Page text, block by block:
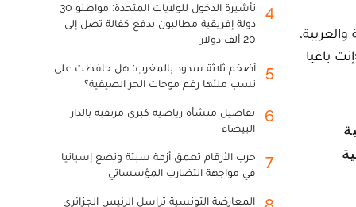
باغيا
4
تأشيرة الدخول للولايات المتحدة: مواطنو 30
دولة إفريقية مطالبون بدفع كفالة تصل إلى
20 ألف دولار
5
أضخم ثلاثة سدود بالمغرب: هل حافظت على
نسب ملئها رغم موجات الحر الصيفية؟
6
تفاصيل منشأة رياضية كبرى مرتقبة بالدار
البيضاء
7
حرب الأرقام تعمق أزمة سبتة وتضع إسبانيا
في مواجهة التضارب المؤسساتي
المعارضة التونسية تراسل الرئيس الجزائري